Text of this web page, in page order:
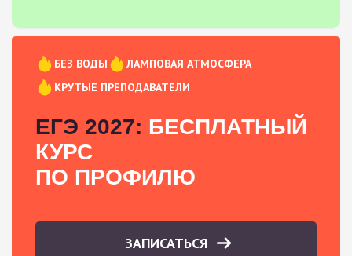
БЕЗ ВОДЫ
ЛАМПОВАЯ АТМОСФЕРА
КРУТЫЕ ПРЕПОДАВАТЕЛИ
ЕГЭ 2027: БЕСПЛАТНЫЙ
КУРС
ПО ПРОФИЛЮ
ЗАПИСАТЬСЯ